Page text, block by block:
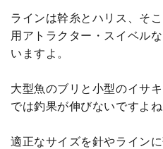
ラインは幹糸とハリス、そ
用アトラクター・スイベル
いますよ。
大型魚のブリと小型のイサ
では釣果が伸びないですよね
適正なサイズを針やライン